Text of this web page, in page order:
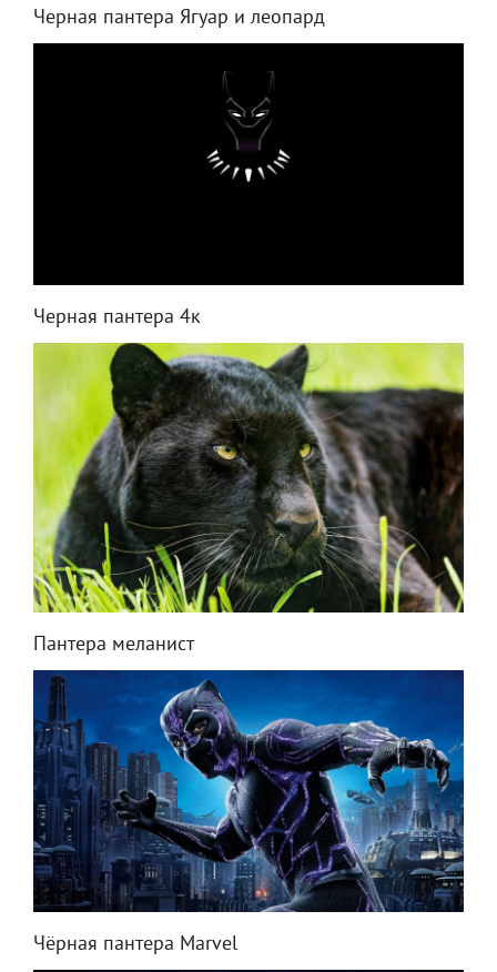
Черная пантера Ягуар и леопард
Черная пантера 4к
Пантера меланист
Чёрная пантера Marvel